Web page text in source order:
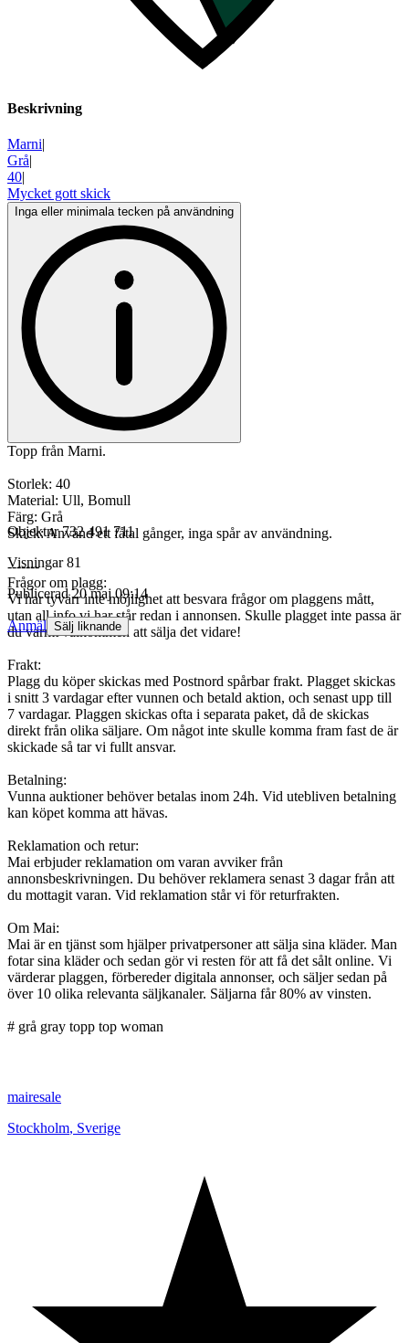
Beskrivning
Marni|
Grå|
40|
Mycket gott skick
Inga eller minimala tecken på användning
Topp från Marni.
Storlek: 40
Material: Ull, Bomull
Färg: Grå
Skick: Använd ett fåtal gånger, inga spår av användning.
-------
Frågor om plagg:
Vi har tyvärr inte möjlighet att besvara frågor om plaggens mått,
utan all info vi har står redan i annonsen. Skulle plagget inte passa är
du varmt välkommen att sälja det vidare!
Frakt:
Plagg du köper skickas med Postnord spårbar frakt. Plagget skickas
i snitt 3 vardagar efter vunnen och betald aktion, och senast upp till
7 vardagar. Plaggen skickas ofta i separata paket, då de skickas
direkt från olika säljare. Om något inte skulle komma fram fast de är
skickade så tar vi fullt ansvar.
Betalning:
Vunna auktioner behöver betalas inom 24h. Vid utebliven betalning
kan köpet komma att hävas.
Reklamation och retur:
Mai erbjuder reklamation om varan avviker från
annonsbeskrivningen. Du behöver reklamera senast 3 dagar från att
du mottagit varan. Vid reklamation står vi för returfrakten.
Om Mai:
Mai är en tjänst som hjälper privatpersoner att sälja sina kläder. Man
fotar sina kläder och sedan gör vi resten för att få det sålt online. Vi
värderar plaggen, förbereder digitala annonser, och säljer sedan på
över 10 olika relevanta säljkanaler. Säljarna får 80% av vinsten.
# grå gray topp top woman
Objektnr 732 491 711
Visningar 81
Publicerad 20 maj 09:14
Anmäl Sälj liknande
mairesale
Stockholm, Sverige